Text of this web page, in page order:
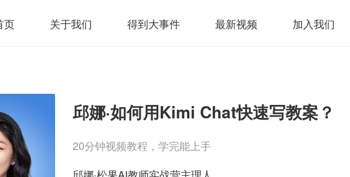
页 关于我们 得到大事件 最新视频 加入我们
邱娜·如何用Kimi Chat快速写教案？
20分钟视频教程，学完能上手